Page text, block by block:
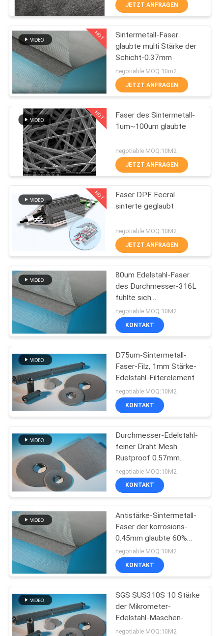
FABRIK-
AUSFLUG
QUALITÄTSKONTROLLE
TRETEN
SIE
MIT
UNS
VERBINDUNG
FORDERN
SIE EIN
SEITENVERZEICHNIS
DATENSCHUTZ-
BESTIMMUNGEN
Titanfaser
11
Nickelfasern
Kupferfasern
2
Kurzfaser
Sintermetallfaserfilz
Titanfaser-Filz
JETZT ANFRAGEN
HOT
Sintermetall-Faser
glaubte multi Stärke der
Schicht-0.37mm
negotiable MOQ:10m2
JETZT ANFRAGEN
HOT
Faser des Sintermetall-
1um~100um glaubte
negotiable MOQ:10M2
JETZT ANFRAGEN
HOT
Faser DPF Fecral
sinterte geglaubt
negotiable MOQ:10M2
JETZT ANFRAGEN
80um Edelstahl-Faser
des Durchmesser-316L
fühlte sich
korrosionsbeständig
negotiable MOQ:10M2
KONTAKT
D75um-Sintermetall-
Faser-Filz, 1mm Stärke-
Edelstahl-Filterelement
negotiable MOQ:10M2
KONTAKT
Durchmesser-Edelstahl-
feiner Draht Mesh
Rustproof 0.57mm
Stärke-60um
negotiable MOQ:10M2
KONTAKT
Antistärke-Sintermetall-
Faser der korrosions-
0.45mm glaubte 60%
Porosität
negotiable MOQ:10M2
KONTAKT
SGS SUS310S 10 Stärke
der Mikrometer-
Edelstahl-Maschen-
0.3mm
negotiable MOQ:10M2